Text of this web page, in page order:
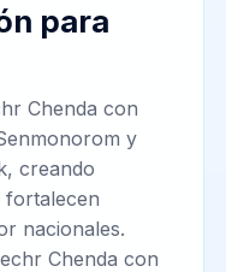
para
Chenda con
y
creando
fortalecen
nacionales.
Chenda con